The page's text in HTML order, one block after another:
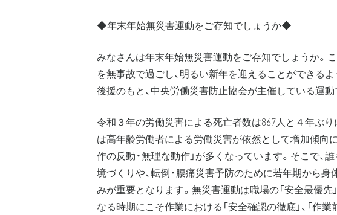
◆年末年始無災害運動をご存知でしょうか◆
みなさんは年末年始無災害運動をご存知でしょうか。
を無事故で過ごし、明るい新年を迎えることができる
後援のもと、中央労働災害防止協会が主催している運動
令和３年の労働災害による死亡者数は867人と４年ぶり
は高年齢労働者による労働災害が依然として増加傾向に
作の反動・無理な動作」が多くなっています。そこで、
境づくりや、転倒・腰痛災害予防のために若年期から
みが重要となります。無災害運動は職場の「安全最優先
なる時期にこそ作業における「安全確認の徹底」、「作業